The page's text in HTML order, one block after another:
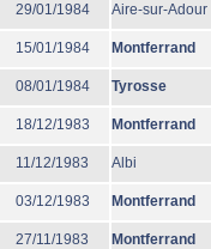
29/01/1984 Aire-sur-Adour
15/01/1984 Montferrand
08/01/1984 Tyrosse
18/12/1983 Montferrand
11/12/1983 Albi
03/12/1983 Montferrand
27/11/1983 Montferrand